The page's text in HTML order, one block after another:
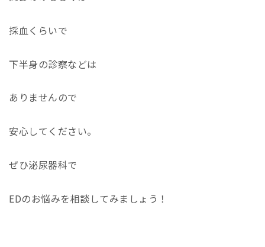
採血くらいで
下半身の診察などは
ありませんので
安心してください。
ぜひ泌尿器科で
EDのお悩みを相談してみましょう！